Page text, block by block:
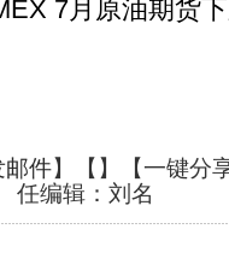
7月原油期货下
邮件】【 】
【一键分
任编辑：刘名